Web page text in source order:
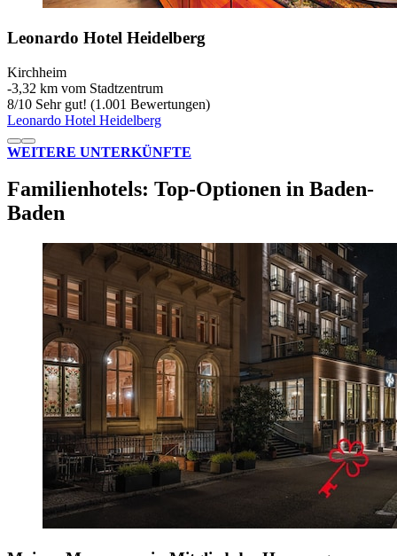
Leonardo Hotel Heidelberg
Kirchheim
‐3,32 km vom Stadtzentrum
8/10 Sehr gut! (1.001 Bewertungen)
Leonardo Hotel Heidelberg
WEITERE UNTERKÜNFTE
Familienhotels: Top-Optionen in Baden-
Baden